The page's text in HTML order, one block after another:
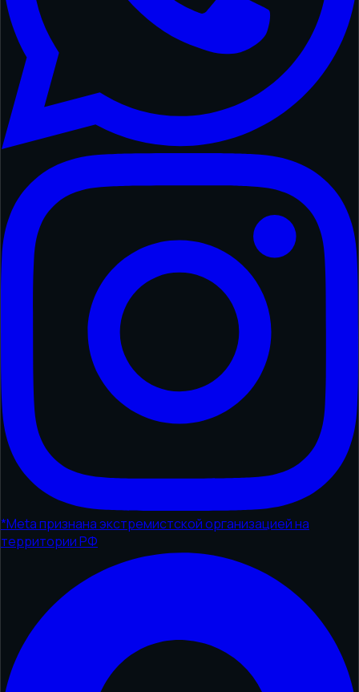
*Meta признана экстремистской организацией на
территории РФ